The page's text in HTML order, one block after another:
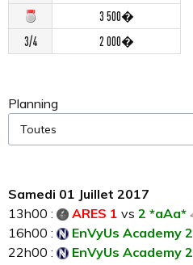
3 500�
3/4
2 000�
Planning
Samedi 01 Juillet 2017
13h00 :
ARES 1 vs 2 *aAa*
16h00 :
EnVyUs Academy 2
22h00 :
EnVyUs Academy 2